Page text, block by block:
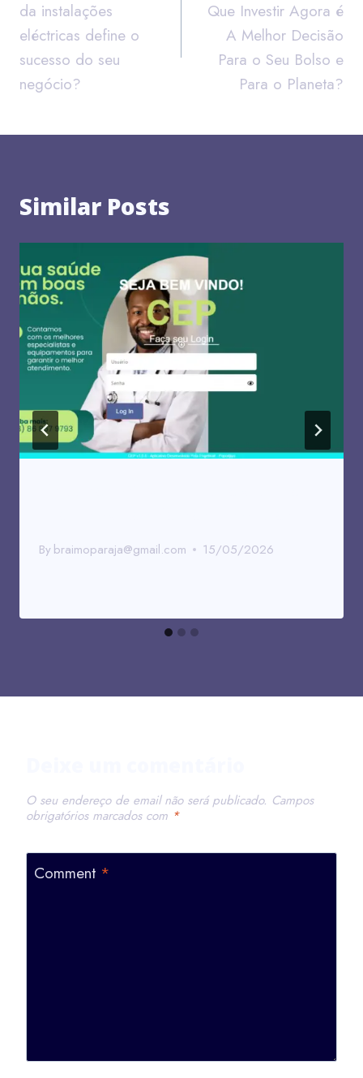
da instalações
eléctricas define o
sucesso do seu
negócio?
Que Investir Agora é
A Melhor Decisão
Para o Seu Bolso e
Para o Planeta?
Similar Posts
Bybraimoparaja@gmail.com 15/05/2026
O seu endereço de email não será publicado. Campos
obrigatórios marcados com *
Comment *